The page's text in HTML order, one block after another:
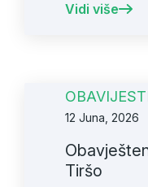
Vidi više
12 Juna, 2026
Tiršo